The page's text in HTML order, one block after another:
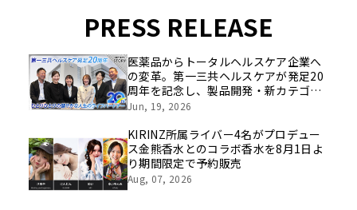
PRESS RELEASE
医薬品からトータルヘルスケア企業へ
の変革。第一三共ヘルスケアが発足20
周年を記念し、製品開発・新カテゴリ
挑戦の舞台や旧社統合時のエピソード
像を公開！
Jun, 19, 2026
KIRINZ所属ライバー4名がプロデュー
ス金熊香水とのコラボ香水を8月1日よ
り期間限定で予約販売
Aug, 07, 2026